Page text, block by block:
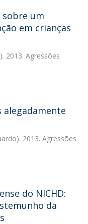
um
em crianças
2013. Agressões
alegadamente
2013. Agressões
do NICHD:
da